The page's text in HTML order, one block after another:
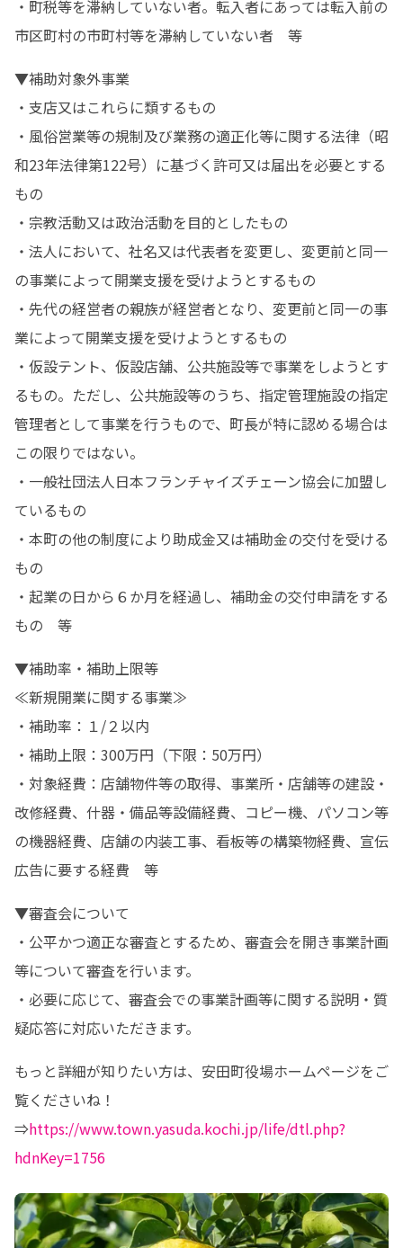
・町税等を滞納していない者。転入者にあっては転入前の
市区町村の市町村等を滞納していない者　等
▼補助対象外事業
・支店又はこれらに類するもの
・風俗営業等の規制及び業務の適正化等に関する法律（昭
和23年法律第122号）に基づく許可又は届出を必要とする
もの
・宗教活動又は政治活動を目的としたもの
・法人において、社名又は代表者を変更し、変更前と同一
の事業によって開業支援を受けようとするもの
・先代の経営者の親族が経営者となり、変更前と同一の事
業によって開業支援を受けようとするもの
・仮設テント、仮設店舗、公共施設等で事業をしようとす
るもの。ただし、公共施設等のうち、指定管理施設の指定
管理者として事業を行うもので、町長が特に認める場合は
この限りではない。
・一般社団法人日本フランチャイズチェーン協会に加盟し
ているもの
・本町の他の制度により助成金又は補助金の交付を受ける
もの
・起業の日から６か月を経過し、補助金の交付申請をする
もの　等
▼補助率・補助上限等
≪新規開業に関する事業≫
・補助率：１/２以内
・補助上限：300万円（下限：50万円）
・対象経費：店舗物件等の取得、事業所・店舗等の建設・
改修経費、什器・備品等設備経費、コピー機、パソコン等
の機器経費、店舗の内装工事、看板等の構築物経費、宣伝
広告に要する経費　等
▼審査会について
・公平かつ適正な審査とするため、審査会を開き事業計画
等について審査を行います。
・必要に応じて、審査会での事業計画等に関する説明・質
疑応答に対応いただきます。
もっと詳細が知りたい方は、安田町役場ホームページをご
覧くださいね！
⇒https://www.town.yasuda.kochi.jp/life/dtl.php?
hdnKey=1756